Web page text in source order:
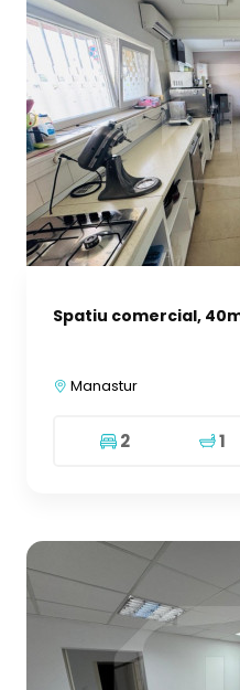
Spatiu comercial,
Manastur
2 1